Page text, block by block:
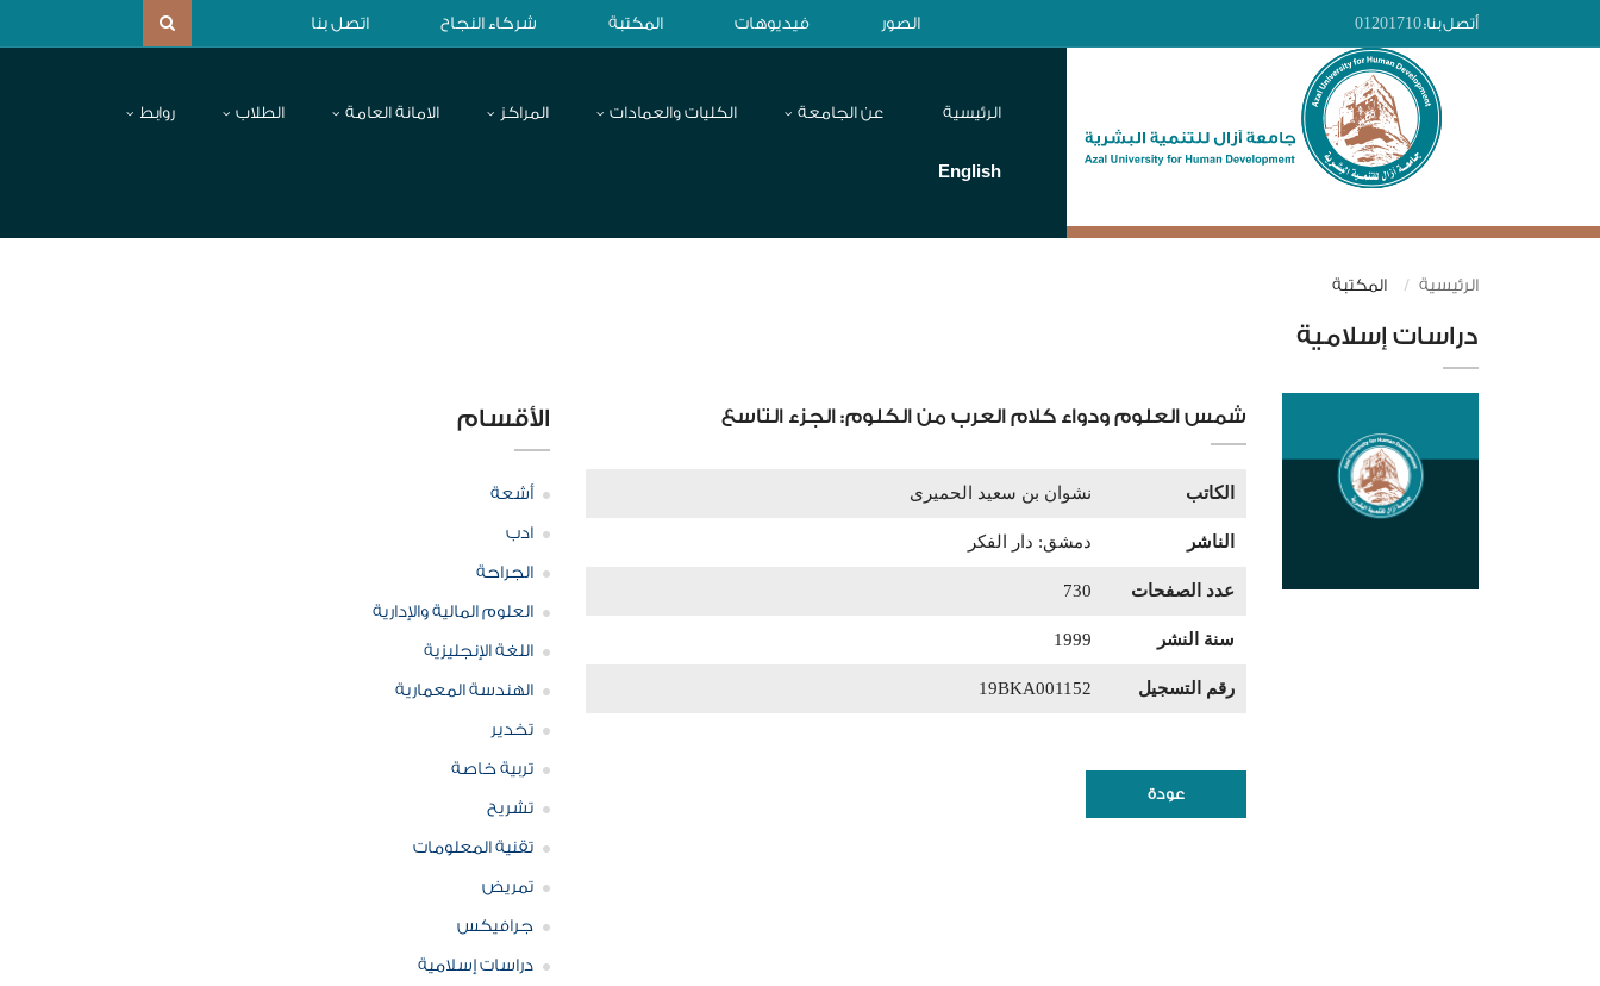
أتصل بنا:01201710 الصور فيديوهات المكتبة شركاء النجاح اتصل بنا
الرئيسية عن الجامعة الكليات والعمادات المراكز الامانة العامة الطلاب روابط
English
الرئيسية المكتبة
دراسات إسلامية
شمس العلوم ودواء كلام العرب من الكلوم: الجزء التاسع
الكاتب نشوان بن سعيد الحميرى
الناشر دمشق: دار الفكر
عدد الصفحات 730
سنة النشر 1999
رقم التسجيل 19BKA001152
عودة
الأقسام
أشعة
ادب
الجراحة
العلوم المالية والإدارية
اللغة الإنجليزية
الهندسة المعمارية
تخدير
تربية خاصة
تشريح
تقنية المعلومات
تمريض
جرافيكس
دراسات إسلامية